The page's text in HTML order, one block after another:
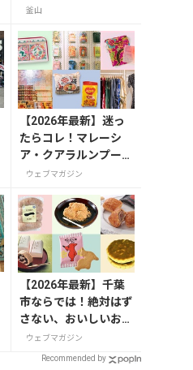
ングを満喫
釜山
【2026年最新】迷っ
たらコレ！マレーシ
ア・クアラルンプール
で絶対買いたいお土産
ウェブマガジン
【2026年最新】千葉
市ならでは！絶対はず
さない、おいしいお土
産10選
ウェブマガジン
Recommended by